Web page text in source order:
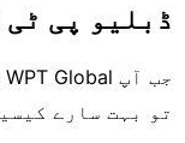
ڈبلیو پی ٹی
تو بہت سارے